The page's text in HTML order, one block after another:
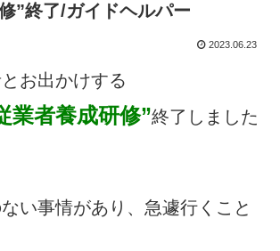
”終了/ガイドヘルパー
2023.06.23
お出かけする
業者養成研修”終了しました
い事情があり、急遽行くこと